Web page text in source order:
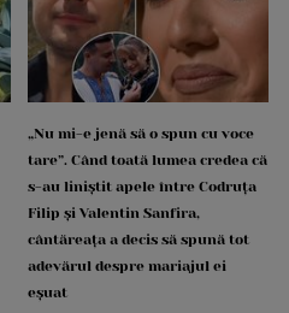
„Nu mi-e jenă să o spun cu voce
tare”. Când toată lumea credea că
s-au liniștit apele între Codruța
Filip și Valentin Sanfira,
cântăreața a decis să spună tot
adevărul despre mariajul ei
eșuat